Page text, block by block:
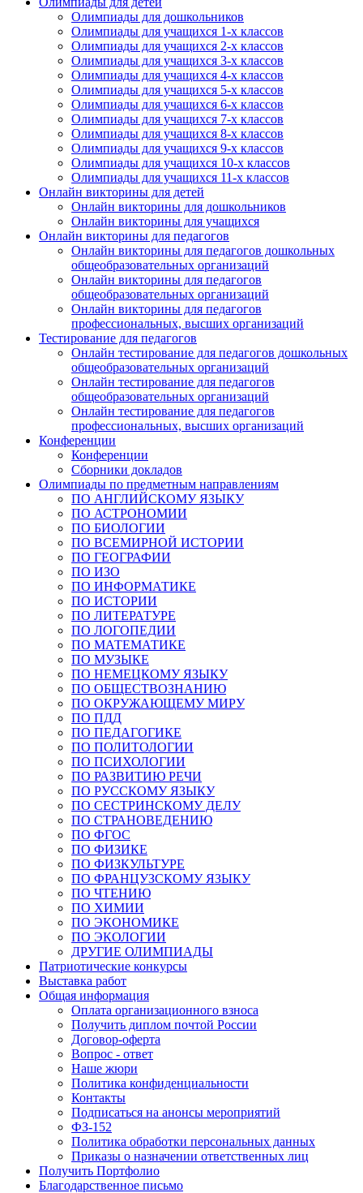
Олимпиады для дошкольников
Олимпиады для учащихся 1-х классов
Олимпиады для учащихся 2-х классов
Олимпиады для учащихся 3-х классов
Олимпиады для учащихся 4-х классов
Олимпиады для учащихся 5-х классов
Олимпиады для учащихся 6-х классов
Олимпиады для учащихся 7-х классов
Олимпиады для учащихся 8-х классов
Олимпиады для учащихся 9-х классов
Олимпиады для учащихся 10-х классов
Олимпиады для учащихся 11-х классов
Онлайн викторины для детей
Онлайн викторины для дошкольников
Онлайн викторины для учащихся
Онлайн викторины для педагогов
Онлайн викторины для педагогов дошкольных
общеобразовательных организаций
Онлайн викторины для педагогов
общеобразовательных организаций
Онлайн викторины для педагогов
профессиональных, высших организаций
Тестирование для педагогов
Онлайн тестирование для педагогов дошкольных
общеобразовательных организаций
Онлайн тестирование для педагогов
общеобразовательных организаций
Онлайн тестирование для педагогов
профессиональных, высших организаций
Конференции
Конференции
Сборники докладов
Олимпиады по предметным направлениям
ПО АНГЛИЙСКОМУ ЯЗЫКУ
ПО АСТРОНОМИИ
ПО БИОЛОГИИ
ПО ВСЕМИРНОЙ ИСТОРИИ
ПО ГЕОГРАФИИ
ПО ИЗО
ПО ИНФОРМАТИКЕ
ПО ИСТОРИИ
ПО ЛИТЕРАТУРЕ
ПО ЛОГОПЕДИИ
ПО МАТЕМАТИКЕ
ПО МУЗЫКЕ
ПО НЕМЕЦКОМУ ЯЗЫКУ
ПО ОБЩЕСТВОЗНАНИЮ
ПО ОКРУЖАЮЩЕМУ МИРУ
ПО ПДД
ПО ПЕДАГОГИКЕ
ПО ПОЛИТОЛОГИИ
ПО ПСИХОЛОГИИ
ПО РАЗВИТИЮ РЕЧИ
ПО РУССКОМУ ЯЗЫКУ
ПО СЕСТРИНСКОМУ ДЕЛУ
ПО СТРАНОВЕДЕНИЮ
ПО ФГОС
ПО ФИЗИКЕ
ПО ФИЗКУЛЬТУРЕ
ПО ФРАНЦУЗСКОМУ ЯЗЫКУ
ПО ЧТЕНИЮ
ПО ХИМИИ
ПО ЭКОНОМИКЕ
ПО ЭКОЛОГИИ
ДРУГИЕ ОЛИМПИАДЫ
Патриотические конкурсы
Выставка работ
Общая информация
Оплата организационного взноса
Получить диплом почтой России
Договор-оферта
Вопрос - ответ
Наше жюри
Политика конфиденциальности
Контакты
Подписаться на анонсы мероприятий
ФЗ-152
Политика обработки персональных данных
Приказы о назначении ответственных лиц
Получить Портфолио
Благодарственное письмо